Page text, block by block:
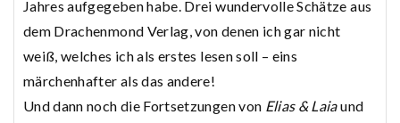
Jahres aufgegeben habe. Drei wundervolle Schätze aus
dem Drachenmond Verlag, von denen ich gar nicht
weiß, welches ich als erstes lesen soll – eins
märchenhafter als das andere!
Und dann noch die Fortsetzungen von Elias & Laiaund